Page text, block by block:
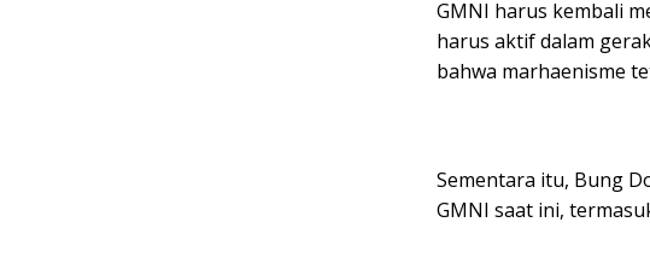
GMNI harus kembali
harus aktif dalam
bahwa marhaenisme
Sementara itu, Bung
GMNI saat ini,